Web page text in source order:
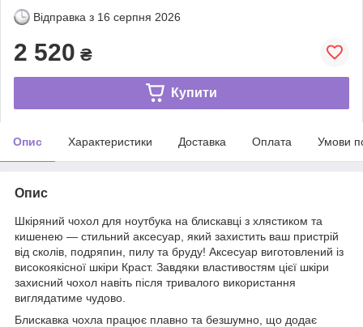
Відправка з 16 серпня 2026
2 520 ₴
Купити
Опис Характеристики Доставка Оплата Умови
Опис
Шкіряний чохол для ноутбука на блискавці з хлястиком та
кишенею — стильний аксесуар, який захистить ваш пристрій
від сколів, подряпин, пилу та бруду! Аксесуар виготовлений із
високоякісної шкіри Краст. Завдяки властивостям цієї шкіри
захисний чохол навіть після тривалого використання
виглядатиме чудово.
Блискавка чохла працює плавно та безшумно, що додає